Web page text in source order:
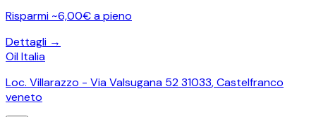
Risparmi ~6,00€ a pieno
Dettagli →
Oil Italia
Loc. Villarazzo - Via Valsugana 52 31033,Castelfranco
veneto